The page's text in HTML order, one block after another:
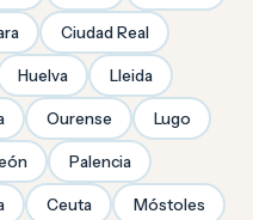
Ciudad Real
Huelva Lleida
Ourense Lugo
Palencia
Ceuta Móstoles